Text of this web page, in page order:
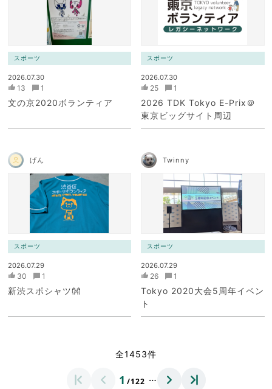
スポーツ
2026.07.30
13 1
文の京2020ボランティア
スポーツ
2026.07.30
25 1
2026 TDK Tokyo E-Prix＠
東京ビッグサイト周辺
げん
スポーツ
2026.07.29
30 1
新渋スポシャツ👐
Twinny
スポーツ
2026.07.29
26 1
Tokyo 2020大会5周年イベン
ト
全1453件
1 /122 …